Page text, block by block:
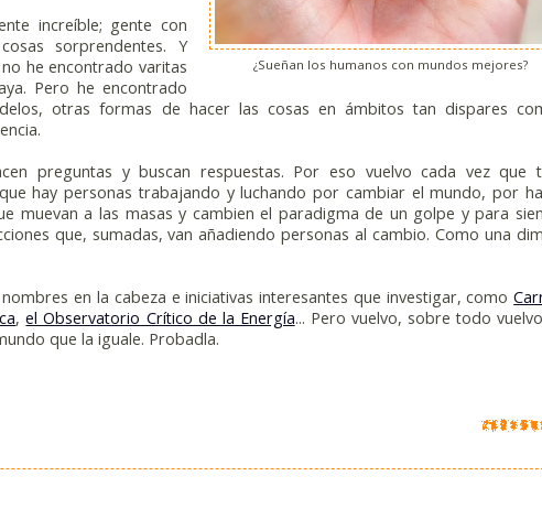
¿Sueñan los humanos con mundos mejores?
increíble; gente con
sorprendentes. Y
he encontrado varitas
Pero he encontrado
otras formas de hacer las cosas en ámbitos tan dispares
preguntas y buscan respuestas. Por eso vuelvo cada vez que
hay personas trabajando y luchando por cambiar el mundo, por
muevan a las masas y cambien el paradigma de un golpe y para
que, sumadas, van añadiendo personas al cambio. Como una
en la cabeza e iniciativas interesantes que investigar, como
,el Observatorio Crítico de la Energía... Pero vuelvo, sobre todo
que la iguale. Probadla.